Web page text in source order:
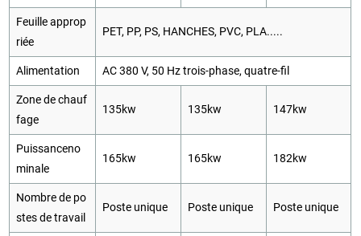
Feuille approp
riée
PET, PP, PS, HANCHES, PVC, PLA.....
Alimentation AC 380 V, 50 Hz trois-phase, quatre-fil
Zone de chauf
fage
135kw 135kw 147kw
Puissanceno
minale
165kw 165kw 182kw
Nombre de po
stes de travail
Poste unique Poste unique Poste unique